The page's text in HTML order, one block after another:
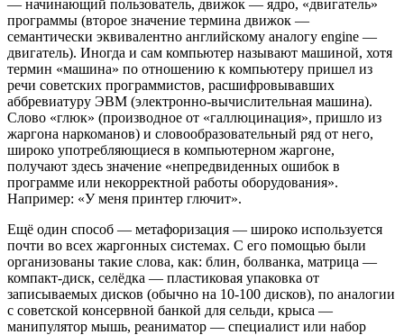
— начинающий пользователь, движок — ядро, «двигатель»
программы (второе значение термина движок —
семантически эквивалентно английскому аналогу engine —
двигатель). Иногда и сам компьютер называют машиной, хотя
термин «машина» по отношению к компьютеру пришел из
речи советских программистов, расшифровывавших
аббревиатуру ЭВМ (электронно-вычислительная машина).
Слово «глюк» (производное от «галлюцинация», пришло из
жаргона наркоманов) и словообразовательный ряд от него,
широко употребляющиеся в компьютерном жаргоне,
получают здесь значение «непредвиденных ошибок в
программе или некорректной работы оборудования».
Например: «У меня принтер глючит».
Ещё один способ — метафоризация — широко используется
почти во всех жаргонных системах. С его помощью были
организованы такие слова, как: блин, болванка, матрица —
компакт-диск, селёдка — пластиковая упаковка от
записываемых дисков (обычно на 10-100 дисков), по аналогии
с советской консервной банкой для сельди, крыса —
манипулятор мышь, реаниматор — специалист или набор